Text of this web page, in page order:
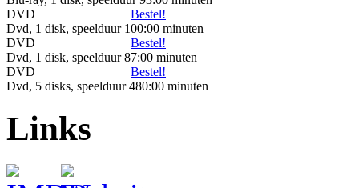
DVD
Bestel!
Dvd, 1 disk, speelduur 100:00 minuten
DVD
Bestel!
Dvd, 1 disk, speelduur 87:00 minuten
DVD
Bestel!
Dvd, 5 disks, speelduur 480:00 minuten
Links